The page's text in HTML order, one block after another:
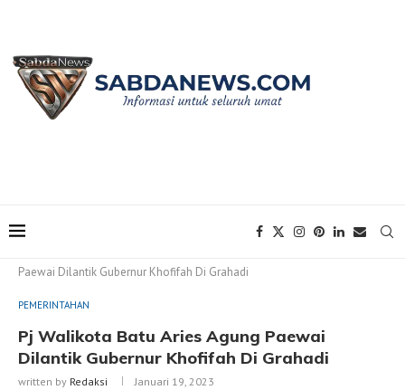
Paewai Dilantik Gubernur Khofifah Di Grahadi
PEMERINTAHAN
Pj Walikota Batu Aries Agung Paewai
Dilantik Gubernur Khofifah Di Grahadi
written by Redaksi Januari 19, 2023